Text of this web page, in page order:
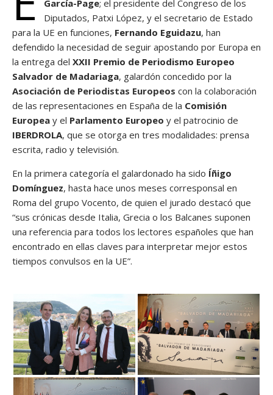
García-Page; el presidente del Congreso de los
Diputados, Patxi López, y el secretario de Estado
para la UE en funciones, Fernando Eguidazu, han
defendido la necesidad de seguir apostando por Europa en
la entrega del XXII Premio de Periodismo Europeo
Salvador de Madariaga, galardón concedido por la
Asociación de Periodistas Europeos con la colaboración
de las representaciones en España de la Comisión
Europea y el Parlamento Europeo y el patrocinio de
IBERDROLA, que se otorga en tres modalidades: prensa
escrita, radio y televisión.
En la primera categoría el galardonado ha sido Íñigo
Domínguez, hasta hace unos meses corresponsal en
Roma del grupo Vocento, de quien el jurado destacó que
“sus crónicas desde Italia, Grecia o los Balcanes suponen
una referencia para todos los lectores españoles que han
encontrado en ellas claves para interpretar mejor estos
tiempos convulsos en la UE”.